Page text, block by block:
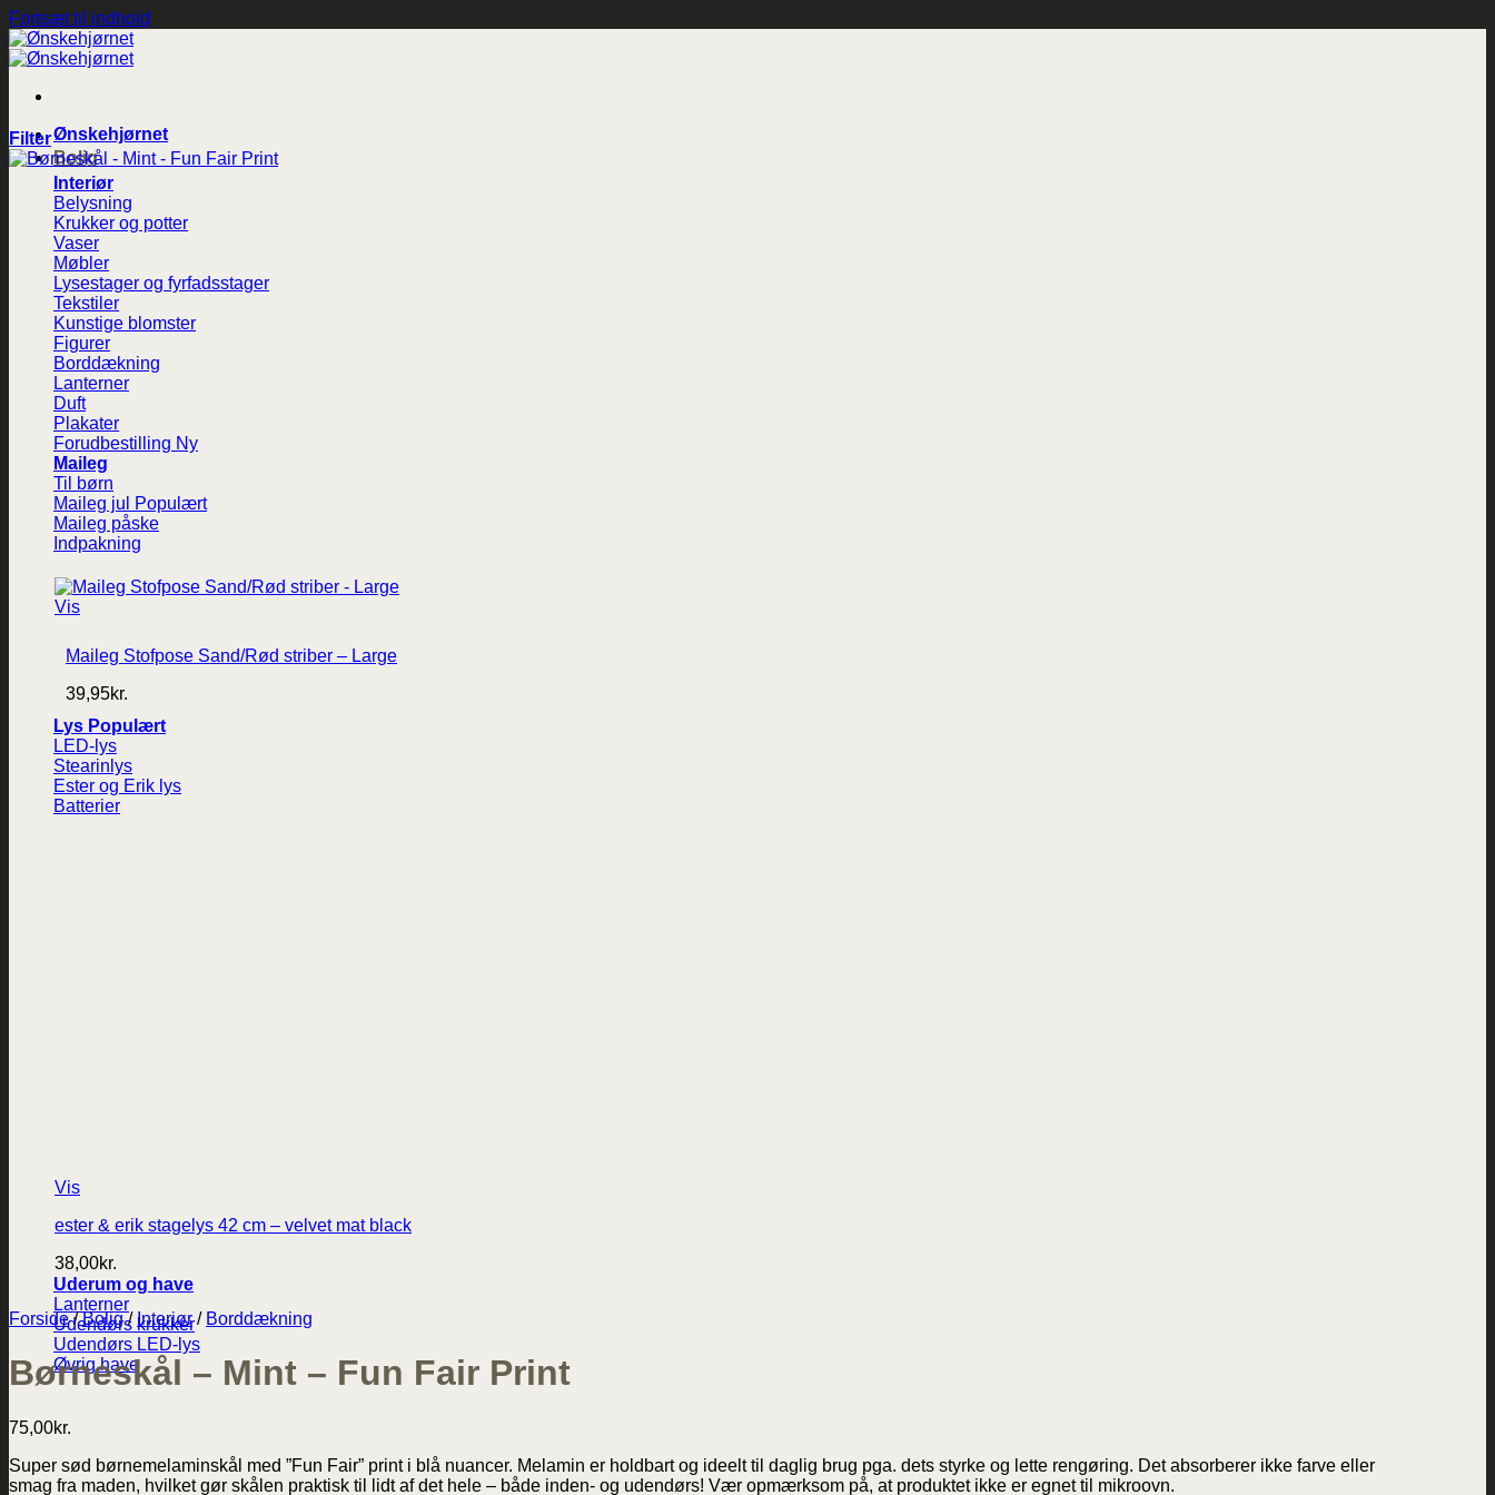
Fortsæt til indhold
Ønskehjørnet
Bolig
Interiør
Belysning
Krukker og potter
Vaser
Møbler
Lysestager og fyrfadsstager
Tekstiler
Kunstige blomster
Figurer
Borddækning
Lanterner
Duft
Plakater
Forudbestilling
Maileg
Til børn
Maileg jul
Maileg påske
Indpakning
Vis
Maileg Stofpose Sand/Rød striber – Large
39,95kr.
Lys
LED-lys
Stearinlys
Ester og Erik lys
Batterier
Vis
ester & erik stagelys 42 cm – velvet mat black
38,00kr.
Uderum og have
Lanterner
Udendørs krukker
Udendørs LED-lys
Øvrig have
Filter
Forside / Bolig / Interiør / Borddækning
Børneskål – Mint – Fun Fair Print
75,00kr.
Super sød børnemelaminskål med ”Fun Fair” print i blå nuancer. Melamin er holdbart og ideelt til daglig brug pga. dets styrke og lette rengøring. Det absorberer ikke farve eller
smag fra maden, hvilket gør skålen praktisk til lidt af det hele – både inden- og udendørs! Vær opmærksom på, at produktet ikke er egnet til mikroovn.